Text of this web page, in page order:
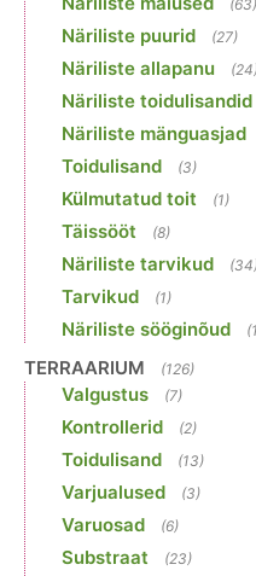
(63)
Näriliste puurid (27)
Näriliste allapanu
Näriliste toidulisandid
Näriliste mänguasjad
Toidulisand (3)
Külmutatud toit (1)
Täissööt (8)
Näriliste tarvikud
Tarvikud (1)
Näriliste sööginõud
TERRAARIUM (126)
Valgustus (7)
Kontrollerid (2)
Toidulisand (13)
Varjualused (3)
Varuosad (6)
Substraat (23)